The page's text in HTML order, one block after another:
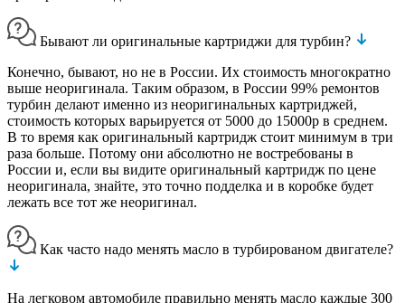
Бывают ли оригинальные картриджи для турбин?
Конечно, бывают, но не в России. Их стоимость многократно
выше неоригинала. Таким образом, в России 99% ремонтов
турбин делают именно из неоригинальных картриджей,
стоимость которых варьируется от 5000 до 15000р в среднем.
В то время как оригинальный картридж стоит минимум в три
раза больше. Потому они абсолютно не востребованы в
России и, если вы видите оригинальный картридж по цене
неоригинала, знайте, это точно подделка и в коробке будет
лежать все тот же неоригинал.
Как часто надо менять масло в турбированом двигателе?
На легковом автомобиле правильно менять масло каждые 300